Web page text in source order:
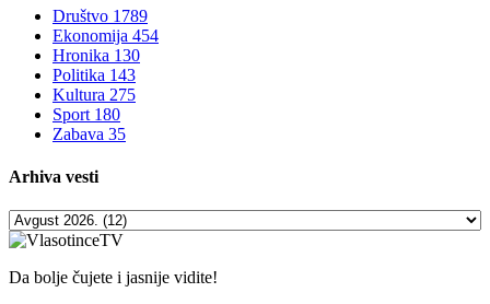
Društvo 1789
Ekonomija 454
Hronika 130
Politika 143
Kultura 275
Sport 180
Zabava 35
Arhiva vesti
Da bolje čujete i jasnije vidite!